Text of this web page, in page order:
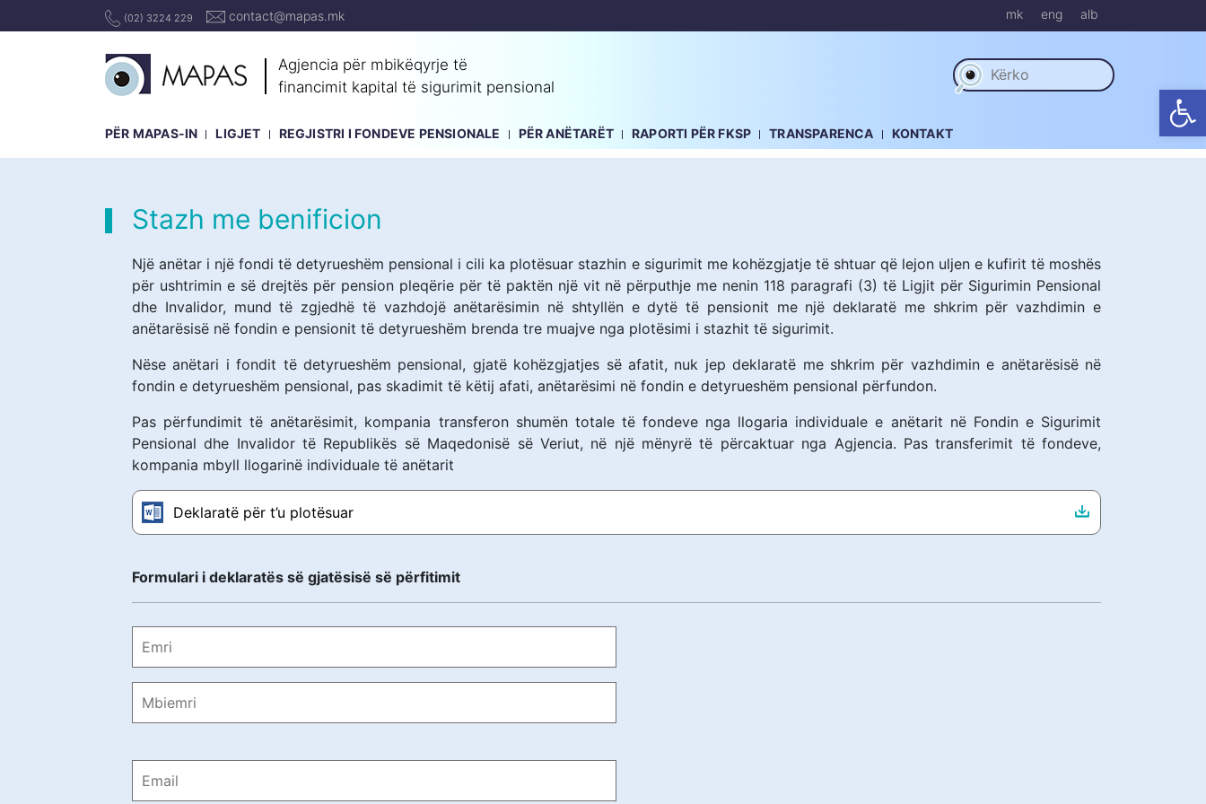
(02) 3224 229 contact@mapas.mk mk eng alb
Agjencia për mbikëqyrje të
financimit kapital të sigurimit pensional
PËR MAPAS-IN LIGJET REGJISTRI I FONDEVE PENSIONALE PËR ANËTARËT RAPORTI PËR FKSP TRANSPARENCA KONTAKT
Stazh me benificion
Një anëtar i një fondi të detyrueshëm pensional i cili ka plotësuar stazhin e sigurimit me kohëzgjatje të shtuar që lejon uljen e kufirit të moshës
për ushtrimin e së drejtës për pension pleqërie për të paktën një vit në përputhje me nenin 118 paragrafi (3) të Ligjit për Sigurimin Pensional
dhe Invalidor, mund të zgjedhë të vazhdojë anëtarësimin në shtyllën e dytë të pensionit me një deklaratë me shkrim për vazhdimin e
anëtarësisë në fondin e pensionit të detyrueshëm brenda tre muajve nga plotësimi i stazhit të sigurimit.
Nëse anëtari i fondit të detyrueshëm pensional, gjatë kohëzgjatjes së afatit, nuk jep deklaratë me shkrim për vazhdimin e anëtarësisë në
fondin e detyrueshëm pensional, pas skadimit të këtij afati, anëtarësimi në fondin e detyrueshëm pensional përfundon.
Pas përfundimit të anëtarësimit, kompania transferon shumën totale të fondeve nga llogaria individuale e anëtarit në Fondin e Sigurimit
Pensional dhe Invalidor të Republikës së Maqedonisë së Veriut, në një mënyrë të përcaktuar nga Agjencia. Pas transferimit të fondeve,
kompania mbyll llogarinë individuale të anëtarit
Deklaratë për t’u plotësuar
Formulari i deklaratës së gjatësisë së përfitimit